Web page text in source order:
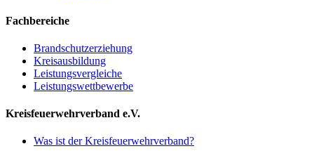
Fachbereiche
Brandschutzerziehung
Kreisausbildung
Leistungsvergleiche
Leistungswettbewerbe
Kreisfeuerwehrverband e.V.
Was ist der Kreisfeuerwehrverband?